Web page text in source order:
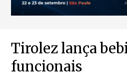
Tirolez lança
funcionais